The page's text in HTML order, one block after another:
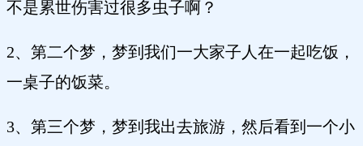
不是累世伤害过很多虫子啊？
2、第二个梦，梦到我们一大家子人在一起吃饭，
一桌子的饭菜。
3、第三个梦，梦到我出去旅游，然后看到一个小